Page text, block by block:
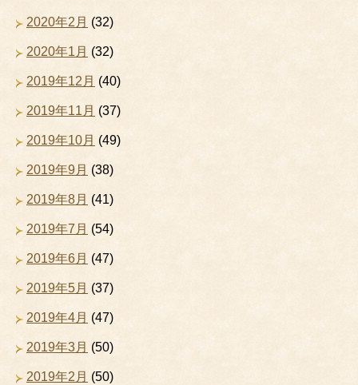
2020年2月 (32)
2020年1月 (32)
2019年12月 (40)
2019年11月 (37)
2019年10月 (49)
2019年9月 (38)
2019年8月 (41)
2019年7月 (54)
2019年6月 (47)
2019年5月 (37)
2019年4月 (47)
2019年3月 (50)
2019年2月 (50)